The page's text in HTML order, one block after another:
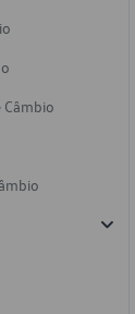
Câmbio